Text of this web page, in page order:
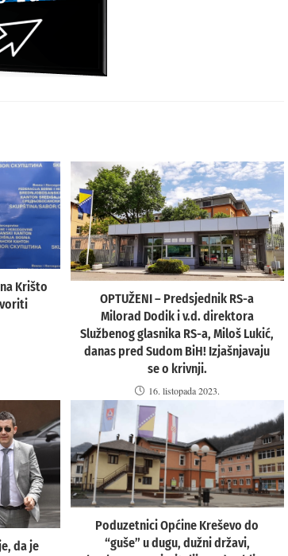
Krišto
OPTUŽENI – Predsjednik RS-a
Milorad Dodik i v.d. direktora
Službenog glasnika RS-a, Miloš Lukić,
danas pred Sudom BiH! Izjašnjavaju
se o krivnji.
16. listopada 2023.
da je
Poduzetnici Općine Kreševo do
“guše” u dugu, dužni državi,